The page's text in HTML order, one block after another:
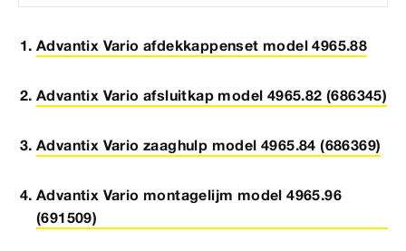
Advantix Vario afdekkappenset model 4965.88
Advantix Vario afsluitkap model 4965.82 (686345)
Advantix Vario zaaghulp model 4965.84 (686369)
Advantix Vario montagelijm model 4965.96
(691509)